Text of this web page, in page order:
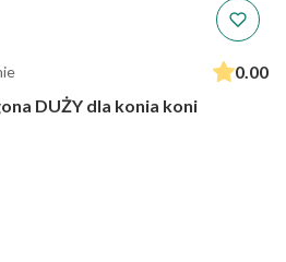
0.00
DUŻY dla konia koni